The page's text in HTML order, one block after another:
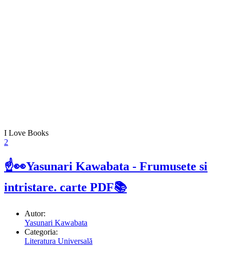
I Love Books
2
☝👀Yasunari Kawabata - Frumusete si
intristare. carte PDF📚
Autor:
Yasunari Kawabata
Categoria:
Literatura Universală